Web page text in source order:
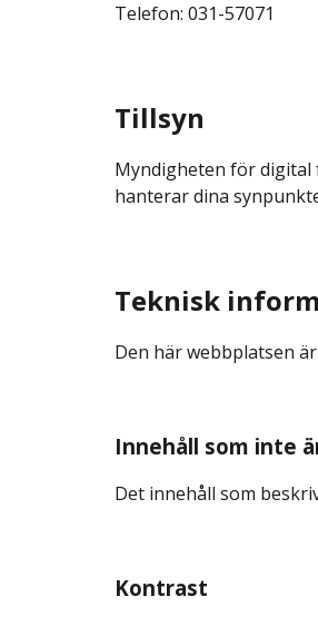
Telefon: 031-57071
Tillsyn
Myndigheten för digital
hanterar dina
Teknisk
Den här webbplatsen
Innehåll som inte
Det innehåll som
Kontrast